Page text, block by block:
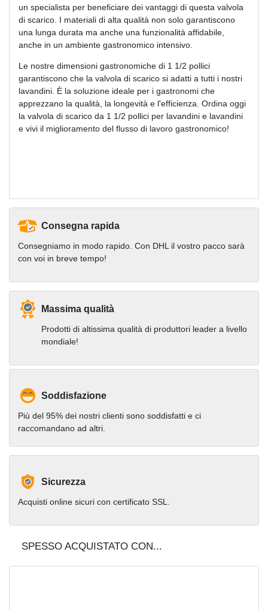
un specialista per beneficiare dei vantaggi di questa valvola
di scarico. I materiali di alta qualità non solo garantiscono
una lunga durata ma anche una funzionalità affidabile,
anche in un ambiente gastronomico intensivo.
Le nostre dimensioni gastronomiche di 1 1/2 pollici
garantiscono che la valvola di scarico si adatti a tutti i nostri
lavandini. È la soluzione ideale per i gastronomi che
apprezzano la qualità, la longevità e l'efficienza. Ordina oggi
la valvola di scarico da 1 1/2 pollici per lavandini e lavandini
e vivi il miglioramento del flusso di lavoro gastronomico!
Consegna rapida
Consegniamo in modo rapido. Con DHL il vostro pacco sarà
con voi in breve tempo!
Massima qualità
Prodotti di altissima qualità di produttori leader a livello
mondiale!
Soddisfazione
Più del 95% dei nostri clienti sono soddisfatti e ci
raccomandano ad altri.
Sicurezza
Acquisti online sicuri con certificato SSL.
SPESSO ACQUISTATO CON...